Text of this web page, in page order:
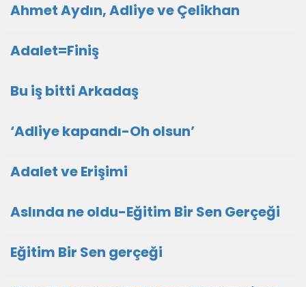
Ahmet Aydın, Adliye ve Çelikhan
Adalet=Finiş
Bu iş bitti Arkadaş
‘Adliye kapandı-Oh olsun’
Adalet ve Erişimi
Aslında ne oldu-Eğitim Bir Sen Gerçeği
Eğitim Bir Sen gerçeği